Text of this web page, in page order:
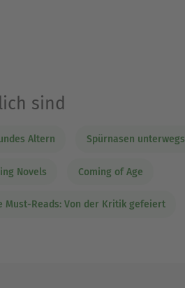
sind
Altern Spürnasen unterwegs
Novels Coming of Age
Must-Reads: Von der Kritik gefeiert